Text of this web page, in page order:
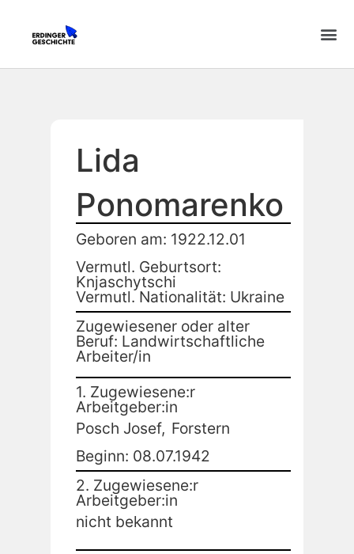
Lida
Ponomarenko
Geboren am: 1922.12.01
Vermutl. Geburtsort:
Knjaschytschi
Vermutl. Nationalität: Ukraine
Zugewiesener oder alter
Beruf: Landwirtschaftliche
Arbeiter/in
1. Zugewiesene:r
Arbeitgeber:in
Posch Josef, Forstern
Beginn: 08.07.1942
2. Zugewiesene:r
Arbeitgeber:in
nicht bekannt